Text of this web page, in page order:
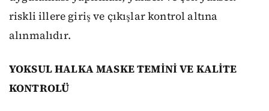
riskli illere giriş ve çıkışlar kontrol altına
alınmalıdır.
YOKSUL HALKA MASKE TEMİNİ VE KALİTE
KONTROLÜ